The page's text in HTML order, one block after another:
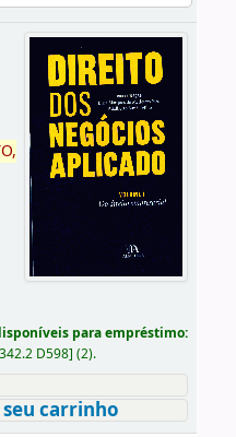
para empréstimo:
342.2 D598] (2).
carrinho